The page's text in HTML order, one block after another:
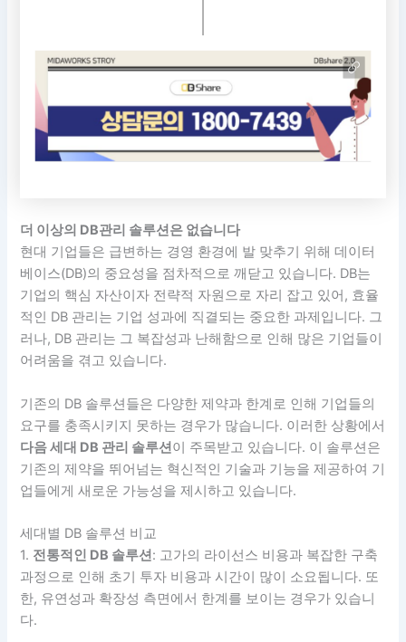
더 이상의 DB관리 솔루션은 없습니다
현대 기업들은 급변하는 경영 환경에 발 맞추기 위해 데이터
베이스(DB)의 중요성을 점차적으로 깨닫고 있습니다. DB는
기업의 핵심 자산이자 전략적 자원으로 자리 잡고 있어, 효율
적인 DB 관리는 기업 성과에 직결되는 중요한 과제입니다. 그
러나, DB 관리는 그 복잡성과 난해함으로 인해 많은 기업들이
어려움을 겪고 있습니다.
기존의 DB 솔루션들은 다양한 제약과 한계로 인해 기업들의
요구를 충족시키지 못하는 경우가 많습니다. 이러한 상황에서
다음 세대 DB 관리 솔루션이 주목받고 있습니다. 이 솔루션은
기존의 제약을 뛰어넘는 혁신적인 기술과 기능을 제공하여 기
업들에게 새로운 가능성을 제시하고 있습니다.
세대별 DB 솔루션 비교
1. 전통적인 DB 솔루션: 고가의 라이선스 비용과 복잡한 구축
과정으로 인해 초기 투자 비용과 시간이 많이 소요됩니다. 또
한, 유연성과 확장성 측면에서 한계를 보이는 경우가 있습니
다.